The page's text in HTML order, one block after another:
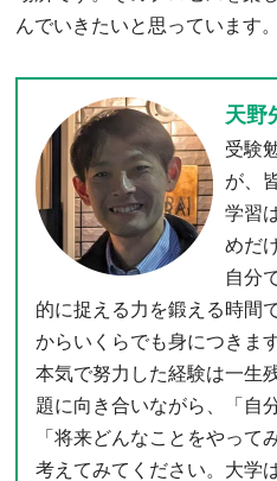
んでいきたいと思っています。
天野
受験
が、
学習
めだ
自分
的に捉える力を鍛える時間
からいくらでも身につきま
本気で努力した経験は一生
題に向き合いながら、「自
「将来どんなことをやって
考えてみてください。大学